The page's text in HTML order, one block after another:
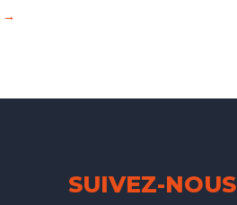
→
SUIVEZ-NOUS